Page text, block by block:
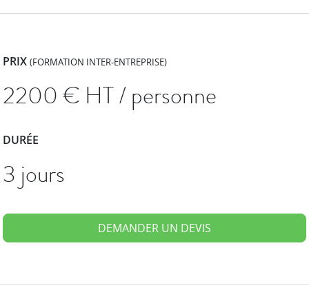
PRIX(FORMATION INTER-ENTREPRISE)
2200€ HT / personne
DURÉE
3 jours
DEMANDER UN DEVIS